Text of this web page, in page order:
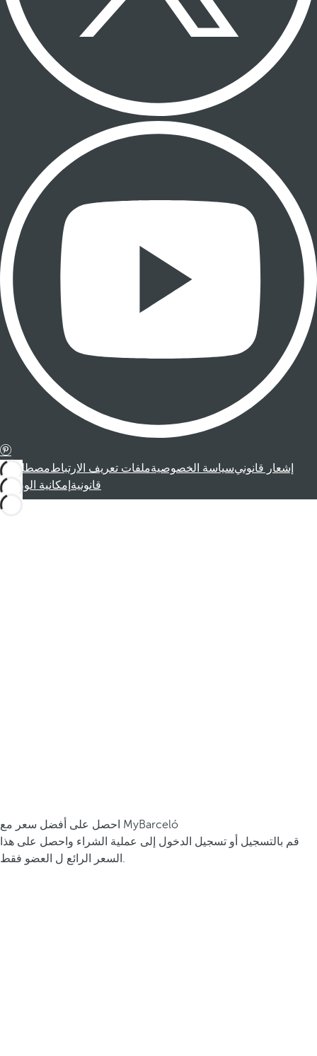
إشعار قانونيسياسة الخصوصيةملفات تعريف الارتباطمصطلحات
قانونية إمكانية الوصول
احصل على أفضل سعر مع MyBarceló
قم بالتسجيل أو تسجيل الدخول إلى عملية الشراء واحصل على هذا
السعر الرائع ل العضو فقط.